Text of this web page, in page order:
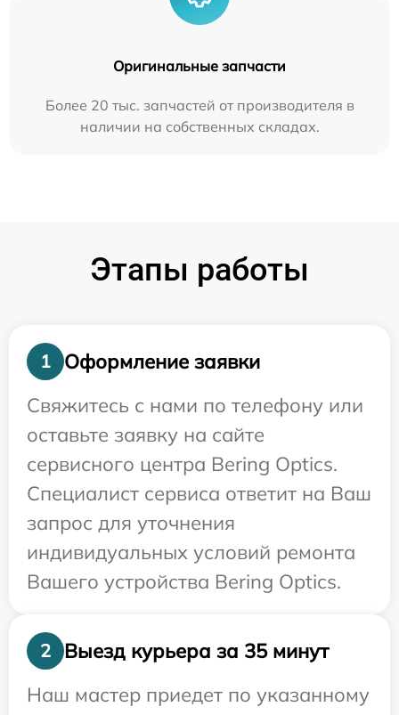
Оригинальные запчасти
Более 20 тыс. запчастей от производителя в
наличии на собственных складах.
Этапы работы
1
Оформление заявки
Свяжитесь с нами по телефону или
оставьте заявку на сайте
сервисного центра Bering Optics.
Специалист сервиса ответит на Ваш
запрос для уточнения
индивидуальных условий ремонта
Вашего устройства Bering Optics.
2
Выезд курьера за 35 минут
Наш мастер приедет по указанному